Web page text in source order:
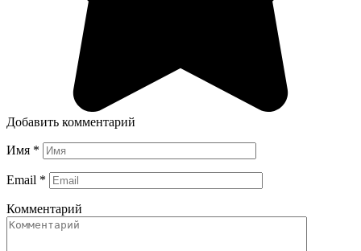
Добавить комментарий
Имя *
Email *
Комментарий